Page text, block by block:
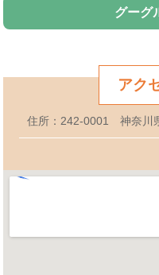
グーグ
アク
住所：242-0001 神奈川